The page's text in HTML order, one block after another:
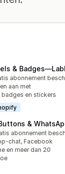
&
totaal
aan met
en stickers
&
totaal
chat, Facebook
en meer dan 20